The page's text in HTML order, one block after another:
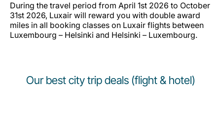
During the travel period from April 1st 2026 to October
31st 2026, Luxair will reward you with double award
miles in all booking classes on Luxair flights between
Luxembourg – Helsinki and Helsinki – Luxembourg.
Our best city trip deals (flight & hotel)